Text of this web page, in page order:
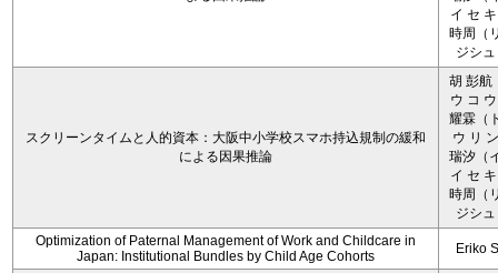
イ セ
時周（
ジシ
スクリーンタイムと人的資本：大阪中小学校スマホ持込規制の緩和
による因果推論
胡 彭航
ウ コ
耀霖（
ウ リ
瑞汐（
イ セ
時周（
ジシ
Optimization of Paternal Management of Work and Childcare in
Japan: Institutional Bundles by Child Age Cohorts
Eriko